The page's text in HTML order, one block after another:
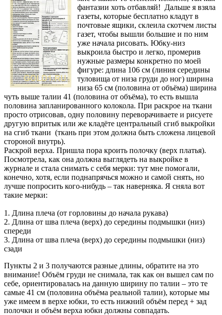
фантазии хоть отбавляй! Дальше я взяла
газеты, которые бесплатно кладут в
почтовые ящики, склеила скотчем листы
газет, чтобы вышли большие и по ним
уже начала рисовать. Юбку-низ
выкроила быстро и легко, промерив
нужные размеры конкретно по моей
фигуре: длина 106 см (линия середины
туловища от низа груди до ног) ширина
низа 65 см (половина от объёма) ширина
чуть выше талии 41 (половина от объёма), то есть вышла
половина запланированного колокола. При раскрое на ткани
просто отрисовав, одну половину переворачиваете и рисуете
другую впритык или же кладёте центральный сгиб выкройки
на сгиб ткани (ткань при этом должна быть сложена лицевой
стороной внутрь).
Раскрой верха. Пришла пора кроить полочку (верх платья).
Посмотрела, как она должна выглядеть на выкройке в
журнале и стала снимать с себя мерки: тут мне помогали,
конечно, хотя, если поднапрячься можно и самой снять, но
лучше попросить кого-нибудь – так наверняка. Я сняла вот
такие мерки:
1. Длина плеча (от горловины до начала рукава)
2. Длина от шва плеча (верх) до середины подмышки (низ)
спереди
3. Длина от шва плеча (верх) до середины подмышки (низ)
сзади
Пункты 2 и 3 получаются разные длины, обратите на это
внимание! Объём груди не снимала, так как он вышел сам по
себе, ориентировалась на данную ширину по талии – это те
самые 41 см (половина объёма реальной талии), которые мы
уже имеем в верхе юбки, то есть нижний объём перед + зад
полочки и объём верха юбки должны совпадать.